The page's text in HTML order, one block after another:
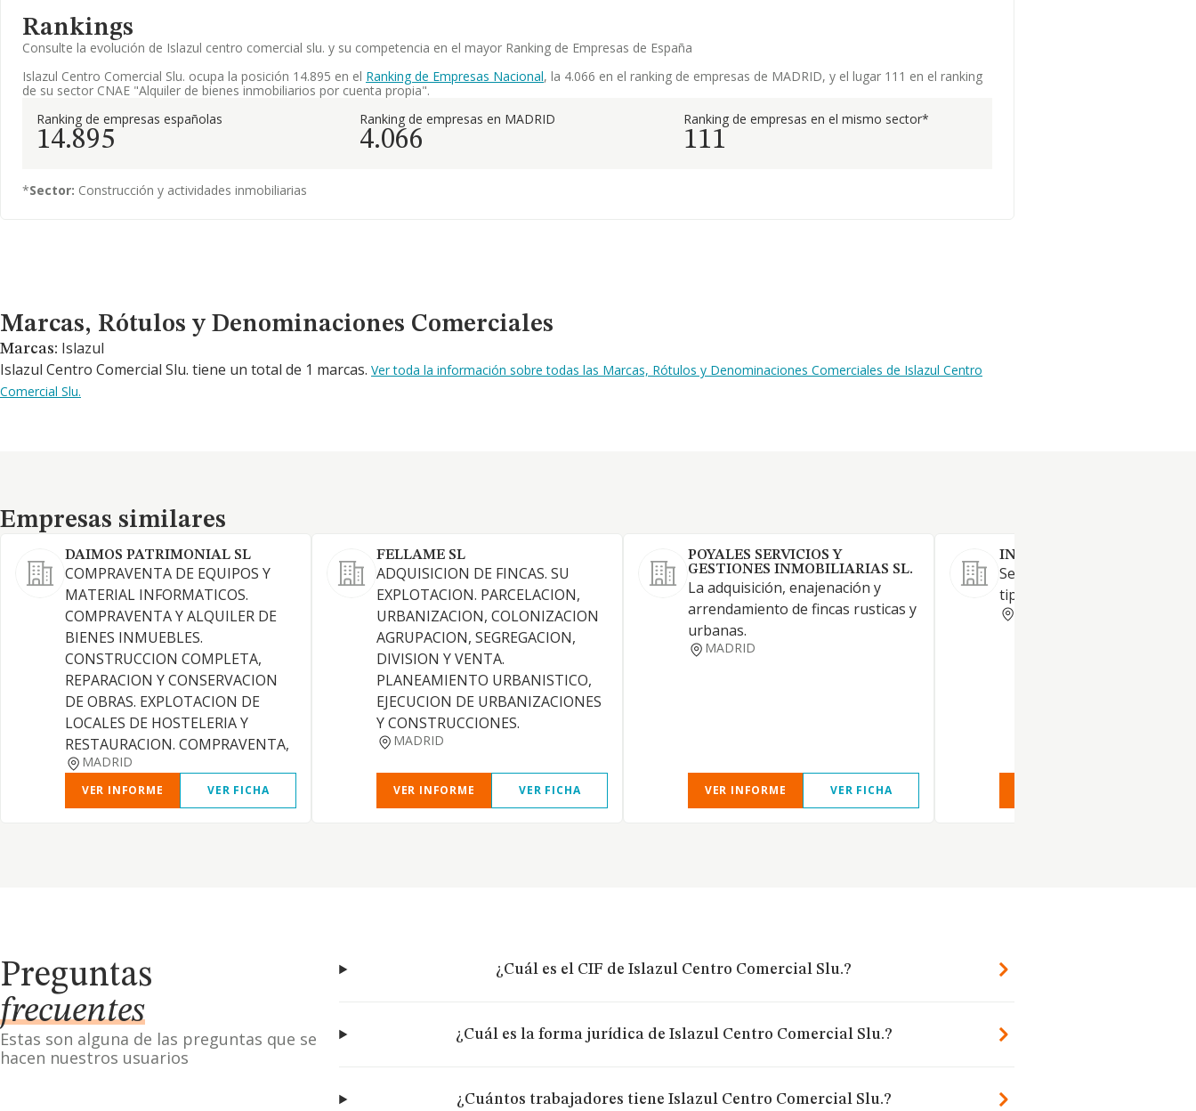
Rankings
Consulte la evolución de Islazul centro comercial slu. y su competencia en el mayor Ranking de Empresas de España
Islazul Centro Comercial Slu. ocupa la posición 14.895 en el Ranking de Empresas Nacional, la 4.066 en el ranking de empresas de MADRID, y el lugar 111 en el ranking
de su sector CNAE "Alquiler de bienes inmobiliarios por cuenta propia".
Ranking de empresas españolas
14.895
Ranking de empresas en MADRID
4.066
Ranking de empresas en el mismo sector*
111
*Sector: Construcción y actividades inmobiliarias
Marcas, Rótulos y Denominaciones Comerciales
Marcas, Rótulos y Denominaciones Comerciales
Marcas: Islazul
Islazul Centro Comercial Slu. tiene un total de 1 marcas. Ver toda la información sobre todas las Marcas, Rótulos y Denominaciones Comerciales de Islazul Centro
Comercial Slu.
Empresas similares
Empresas similares
DAIMOS PATRIMONIAL SL
COMPRAVENTA DE EQUIPOS Y
MATERIAL INFORMATICOS.
COMPRAVENTA Y ALQUILER DE
BIENES INMUEBLES.
CONSTRUCCION COMPLETA,
REPARACION Y CONSERVACION
DE OBRAS. EXPLOTACION DE
LOCALES DE HOSTELERIA Y
RESTAURACION. COMPRAVENTA,
MADRID
VER INFORME VER FICHA
FELLAME SL
ADQUISICION DE FINCAS. SU
EXPLOTACION. PARCELACION,
URBANIZACION, COLONIZACION
AGRUPACION, SEGREGACION,
DIVISION Y VENTA.
PLANEAMIENTO URBANISTICO,
EJECUCION DE URBANIZACIONES
Y CONSTRUCCIONES.
MADRID
VER INFORME VER FICHA
POYALES SERVICIOS Y
GESTIONES INMOBILIARIAS SL.
La adquisición, enajenación y
arrendamiento de fincas rusticas y
urbanas.
MADRID
VER INFORME VER FICHA
INURBI SL
Servicios inmobiliarios de
tipo.
Preguntas
frecuentes
Estas son alguna de las preguntas que se
hacen nuestros usuarios
¿Cuál es el CIF de Islazul Centro Comercial Slu.?
¿Cuál es la forma jurídica de Islazul Centro Comercial Slu.?
¿Cuántos trabajadores tiene Islazul Centro Comercial Slu.?